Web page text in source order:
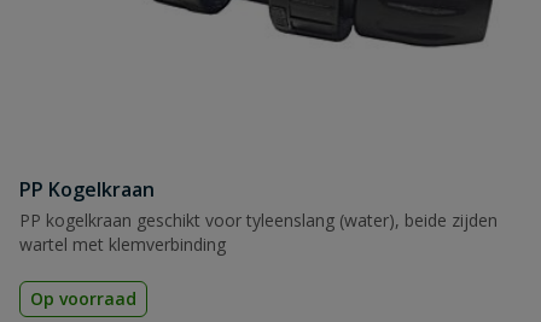
PP Kogelkraan
PP kogelkraan geschikt voor tyleenslang (water), beide zijden
wartel met klemverbinding
Op voorraad